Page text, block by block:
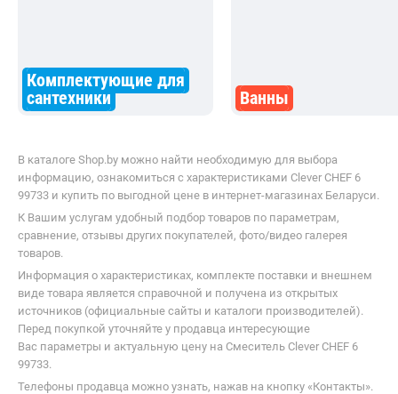
Комплектующие для
сантехники
Ванны
В каталоге Shop.by можно найти необходимую для выбора
информацию, ознакомиться с характеристиками Clever CHEF 6
99733 и купить по выгодной цене в интернет-магазинах Беларуси.
К Вашим услугам удобный подбор товаров по параметрам,
сравнение, отзывы других покупателей, фото/видео галерея
товаров.
Информация о характеристиках, комплекте поставки и внешнем
виде товара является справочной и получена из открытых
источников (официальные сайты и каталоги производителей).
Перед покупкой уточняйте у продавца интересующие
Вас параметры и актуальную цену на Смеситель Clever CHEF 6
99733.
Телефоны продавца можно узнать, нажав на кнопку «Контакты».